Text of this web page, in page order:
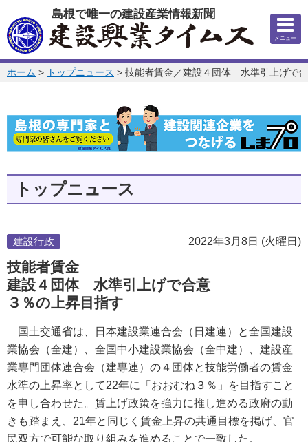
このページの本文へ
島根で唯一の建設産業情報新聞
メニュー
このページの位置:
ホーム > トップニュース > 技能者賃金／建設４団体 水準引上げで
トップニュース
2022年3月8日 (火曜日)
建設行政
技能者賃金
建設４団体 水準引上げで合意
３％の上昇目指す
国土交通省は、日本建設業連合会（日建連）と全国建設
業協会（全建）、全国中小建設業協会（全中建）、建設産
業専門団体連合会（建専連）の４団体と技能労働者の賃金
水準の上昇率として22年に「おおむね３％」を目指すこと
を申し合わせた。賃上げ政策を強力に推し進める政府の動
きも踏まえ、21年と同じく賃金上昇の共通目標を掲げ、官
民双方で可能な取り組みを進めることで一致した。